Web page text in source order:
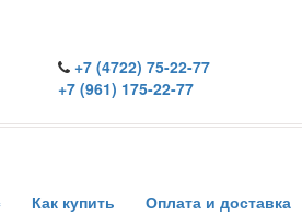
+7 (4722) 75-22-77
+7 (961) 175-22-77
Как купить Оплата и доставка